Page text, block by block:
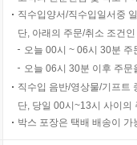
직수입양서/직수입일서중
단, 아래의 주문/취소 조건
오늘 00시 ~ 06시 30분
오늘 06시 30분 이후 주
직수입 음반/영상물/기프트
단, 당일 00시~13시 사이의
박스 포장은 택배 배송이